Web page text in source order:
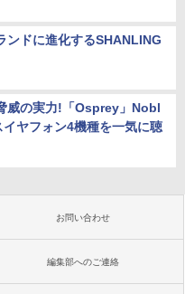
ンドに進化するSHANLING
威の実力!「Osprey」Nobl
ヤフォン4機種を一気に聴
お問い合わせ
編集部へのご連絡